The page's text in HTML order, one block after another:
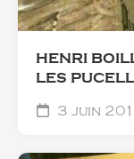
HENRI
LES
3 juin